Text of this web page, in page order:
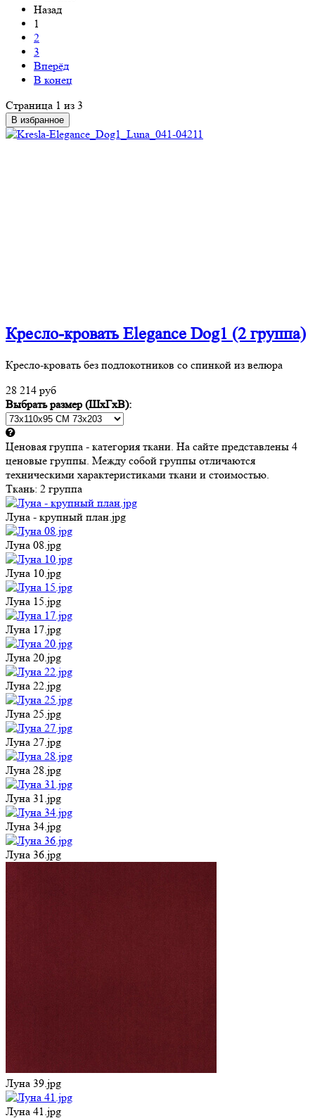
Назад
1
2
3
Вперёд
В конец
Страница 1 из 3
В избранное
Кресло-кровать Elegance Dog1 (2 группа)
Кресло-кровать без подлокотников со спинкой из велюра
28 214 руб
Выбрать размер (ШхГхВ):
Ценовая группа - категория ткани. На сайте представлены 4
ценовые группы. Между собой группы отличаются
техническими характеристиками ткани и стоимостью.
Ткань: 2 группа
Луна - крупный план.jpg
Луна 08.jpg
Луна 10.jpg
Луна 15.jpg
Луна 17.jpg
Луна 20.jpg
Луна 22.jpg
Луна 25.jpg
Луна 27.jpg
Луна 28.jpg
Луна 31.jpg
Луна 34.jpg
Луна 36.jpg
Луна 39.jpg
Луна 41.jpg